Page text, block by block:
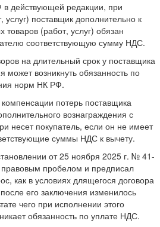
действующей редакции, при
услуг) поставщик дополнительно к
(работ, услуг) обязан
соответствующую сумму НДС.
на длительный срок у поставщика
может возникнуть обязанность по
норм НК РФ.
потерь поставщика
вознаграждения с
несет покупатель, если он не имеет
суммы НДС к вычету.
от 25 ноября 2025 г. № 41-
пробелом и предписал
как в условиях длящегося договора
его заключения изменилось
чего при исполнении этого
обязанность по уплате НДС.